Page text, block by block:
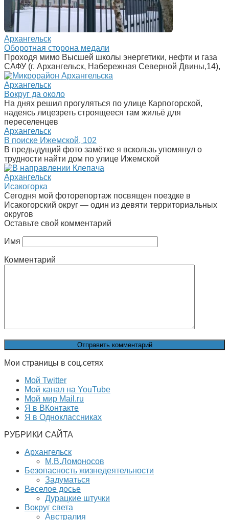
Архангельск
Оборотная сторона медали
Проходя мимо Высшей школы энергетики, нефти и газа
САФУ (г. Архангельск, Набережная Северной Двины,14),
Архангельск
Вокруг да около
На днях решил прогуляться по улице Карпогорской,
надеясь лицезреть строящееся там жильё для
переселенцев
Архангельск
В поиске Ижемской, 102
В предыдущий фото замётке я вскользь упомянул о
трудности найти дом по улице Ижемской
Архангельск
Исакогорка
Сегодня мой фоторепортаж посвящен поездке в
Исакогорский округ — один из девяти территориальных
округов
Оставьте свой комментарий
Имя
Комментарий
Мои страницы в соц.сетях
Мой Twitter
Мой канал на YouTube
Мой мир Mail.ru
Я в ВКонтакте
Я в Одноклассниках
РУБРИКИ САЙТА
Архангельск
М.В.Ломоносов
Безопасность жизнедеятельности
Задуматься
Веселое досье
Дурацкие штучки
Вокруг света
Австралия